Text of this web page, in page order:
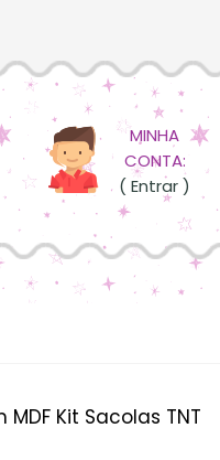
MINHA
CONTA:
( Entrar )
Kit Sacolas TNT